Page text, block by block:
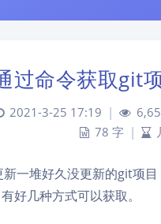
过命令获取git
2021-3-25 17:19 |
78 字 |
一堆好久没更新的git项目
好几种方式可以获取。